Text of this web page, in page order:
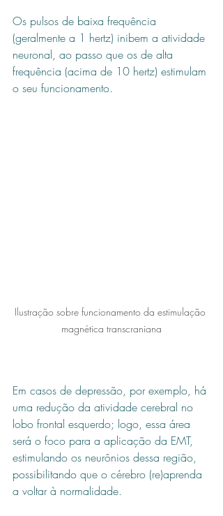
Os pulsos de baixa frequência
(geralmente a 1 hertz) inibem a atividade
neuronal, ao passo que os de alta
frequência (acima de 10 hertz) estimulam
o seu funcionamento.
Ilustração sobre funcionamento da estimulação
magnética transcraniana
Em casos de depressão, por exemplo, há
uma redução da atividade cerebral no
lobo frontal esquerdo; logo, essa área
será o foco para a aplicação da EMT,
estimulando os neurônios dessa região,
possibilitando que o cérebro (re)aprenda
a voltar à normalidade.